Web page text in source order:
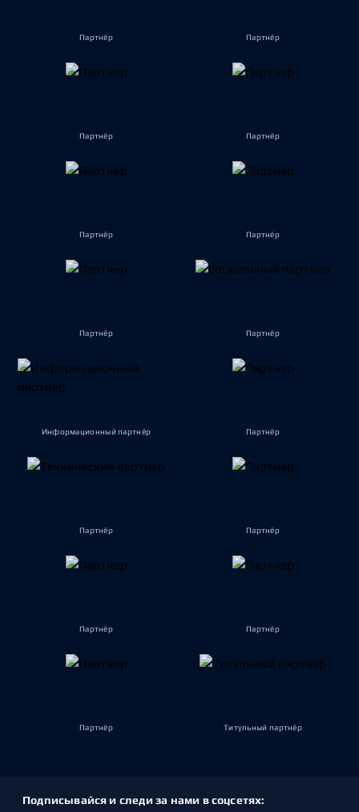
Партнёр Партнёр
Партнёр Партнёр
Партнёр Партнёр
Партнёр Партнёр
Информационный партнёр Партнёр
Партнёр Партнёр
Партнёр Партнёр
Партнёр Титульный партнёр
Подписывайся и следи за нами в соцсетях: